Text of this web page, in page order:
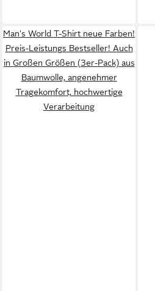
Man's World T-Shirt neue Farben!
Preis-Leistungs Bestseller! Auch
in Großen Größen (3er-Pack) aus
Baumwolle, angenehmer
Tragekomfort, hochwertige
Verarbeitung